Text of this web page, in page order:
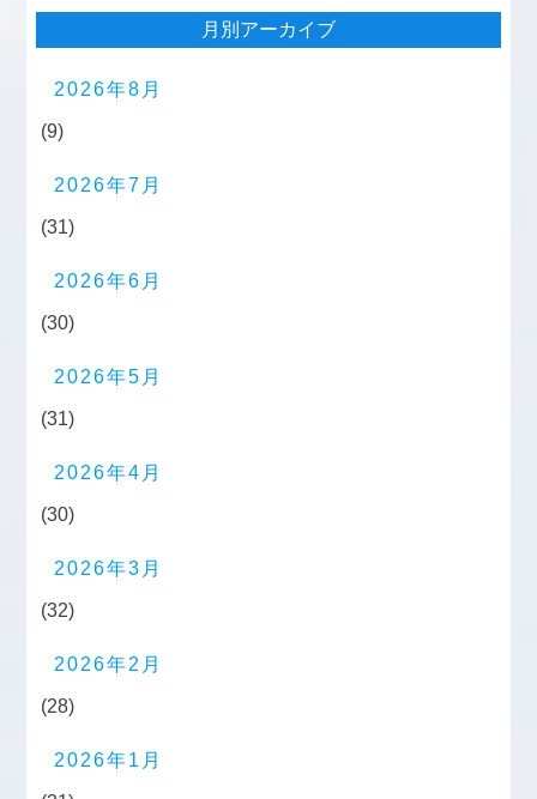
月別アーカイブ
2026年8月
(9)
2026年7月
(31)
2026年6月
(30)
2026年5月
(31)
2026年4月
(30)
2026年3月
(32)
2026年2月
(28)
2026年1月